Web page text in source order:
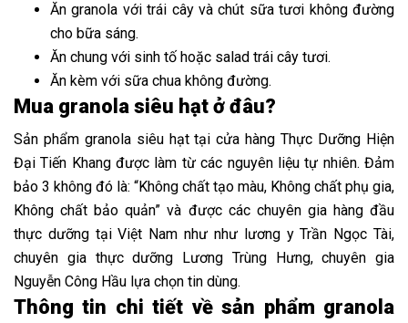
Ăn granola với trái cây và chút sữa tươi không đường
cho bữa sáng.
Ăn chung với sinh tố hoặc salad trái cây tươi.
Ăn kèm với sữa chua không đường.
Mua granola siêu hạt ở đâu?
Sản phẩm granola siêu hạt tại cửa hàng Thực Dưỡng Hiện
Đại Tiến Khang được làm từ các nguyên liệu tự nhiên. Đảm
bảo 3 không đó là: “Không chất tạo màu, Không chất phụ gia,
Không chất bảo quản” và được các chuyên gia hàng đầu
thực dưỡng tại Việt Nam như như lương y Trần Ngọc Tài,
chuyên gia thực dưỡng Lương Trùng Hưng, chuyên gia
Nguyễn Công Hầu lựa chọn tin dùng.
Thông tin chi tiết về sản phẩm granola